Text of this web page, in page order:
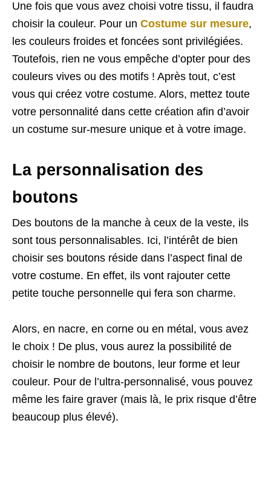
Une fois que vous avez choisi votre tissu, il faudra
choisir la couleur. Pour un Costume sur mesure,
les couleurs froides et foncées sont privilégiées.
Toutefois, rien ne vous empêche d’opter pour des
couleurs vives ou des motifs ! Après tout, c’est
vous qui créez votre costume. Alors, mettez toute
votre personnalité dans cette création afin d’avoir
un costume sur-mesure unique et à votre image.
La personnalisation des
boutons
Des boutons de la manche à ceux de la veste, ils
sont tous personnalisables. Ici, l’intérêt de bien
choisir ses boutons réside dans l’aspect final de
votre costume. En effet, ils vont rajouter cette
petite touche personnelle qui fera son charme.
Alors, en nacre, en corne ou en métal, vous avez
le choix ! De plus, vous aurez la possibilité de
choisir le nombre de boutons, leur forme et leur
couleur. Pour de l’ultra-personnalisé, vous pouvez
même les faire graver (mais là, le prix risque d’être
beaucoup plus élevé).